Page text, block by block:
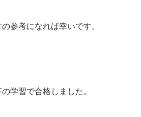
参考になれば幸いです。
学習で合格しました。